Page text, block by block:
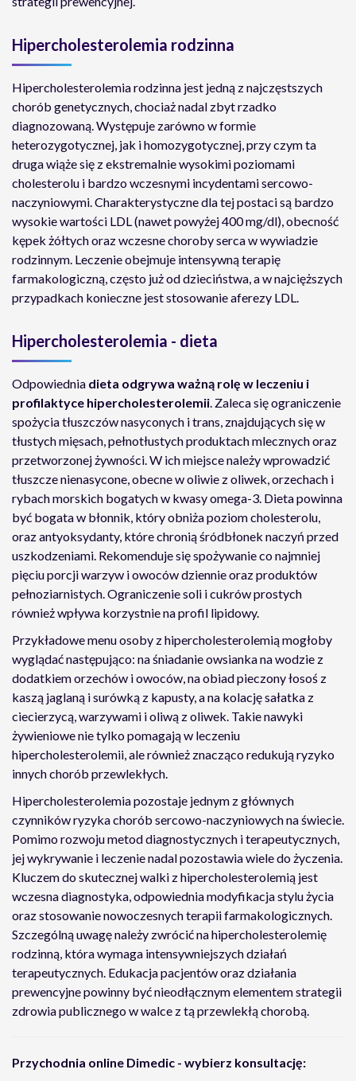
Hipercholesterolemia rodzinna
Hipercholesterolemia rodzinna jest jedną z najczęstszych
chorób genetycznych, chociaż nadal zbyt rzadko
diagnozowaną. Występuje zarówno w formie
heterozygotycznej, jak i homozygotycznej, przy czym ta
druga wiąże się z ekstremalnie wysokimi poziomami
cholesterolu i bardzo wczesnymi incydentami sercowo-
naczyniowymi. Charakterystyczne dla tej postaci są bardzo
wysokie wartości LDL (nawet powyżej 400 mg/dl), obecność
kępek żółtych oraz wczesne choroby serca w wywiadzie
rodzinnym. Leczenie obejmuje intensywną terapię
farmakologiczną, często już od dzieciństwa, a w najcięższych
przypadkach konieczne jest stosowanie aferezy LDL.
Hipercholesterolemia - dieta
Odpowiednia dieta odgrywa ważną rolę w leczeniu i
profilaktyce hipercholesterolemii. Zaleca się ograniczenie
spożycia tłuszczów nasyconych i trans, znajdujących się w
tłustych mięsach, pełnotłustych produktach mlecznych oraz
przetworzonej żywności. W ich miejsce należy wprowadzić
tłuszcze nienasycone, obecne w oliwie z oliwek, orzechach i
rybach morskich bogatych w kwasy omega-3. Dieta powinna
być bogata w błonnik, który obniża poziom cholesterolu,
oraz antyoksydanty, które chronią śródbłonek naczyń przed
uszkodzeniami. Rekomenduje się spożywanie co najmniej
pięciu porcji warzyw i owoców dziennie oraz produktów
pełnoziarnistych. Ograniczenie soli i cukrów prostych
również wpływa korzystnie na profil lipidowy.
Przykładowe menu osoby z hipercholesterolemią mogłoby
wyglądać następująco: na śniadanie owsianka na wodzie z
dodatkiem orzechów i owoców, na obiad pieczony łosoś z
kaszą jaglaną i surówką z kapusty, a na kolację sałatka z
ciecierzycą, warzywami i oliwą z oliwek. Takie nawyki
żywieniowe nie tylko pomagają w leczeniu
hipercholesterolemii, ale również znacząco redukują ryzyko
innych chorób przewlekłych.
Hipercholesterolemia pozostaje jednym z głównych
czynników ryzyka chorób sercowo-naczyniowych na świecie.
Pomimo rozwoju metod diagnostycznych i terapeutycznych,
jej wykrywanie i leczenie nadal pozostawia wiele do życzenia.
Kluczem do skutecznej walki z hipercholesterolemią jest
wczesna diagnostyka, odpowiednia modyfikacja stylu życia
oraz stosowanie nowoczesnych terapii farmakologicznych.
Szczególną uwagę należy zwrócić na hipercholesterolemię
rodzinną, która wymaga intensywniejszych działań
terapeutycznych. Edukacja pacjentów oraz działania
prewencyjne powinny być nieodłącznym elementem strategii
zdrowia publicznego w walce z tą przewlekłą chorobą.
Przychodnia online Dimedic - wybierz konsultację: